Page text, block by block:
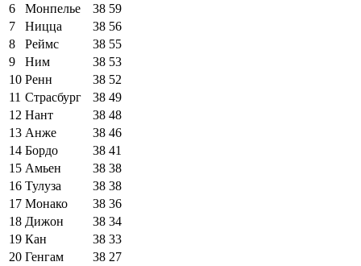
6
Монпелье 38 59
7
Ницца 38 56
8
Реймс 38 55
9
Ним 38 53
10 Ренн 38 52
11 Страсбург 38 49
12 Нант 38 48
13 Анже 38 46
14 Бордо 38 41
15 Амьен 38 38
16 Тулуза 38 38
17 Монако 38 36
18 Дижон 38 34
19 Кан 38 33
20 Генгам 38 27